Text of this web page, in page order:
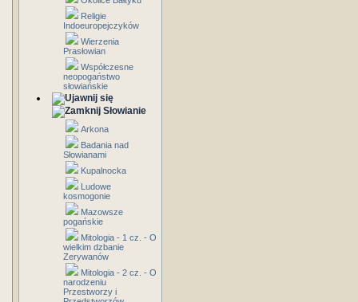
Religie
Indoeuropejczyków
Wierzenia
Prasłowian
Współczesne
neopogaństwo
słowiańskie
Słowianie
Arkona
Badania nad
Słowianami
Kupalnocka
Ludowe
kosmogonie
Mazowsze
pogańskie
Mitologia - 1 cz. - O
wielkim dzbanie
Zerywanów
Mitologia - 2 cz. - O
narodzeniu
Przestworzy i